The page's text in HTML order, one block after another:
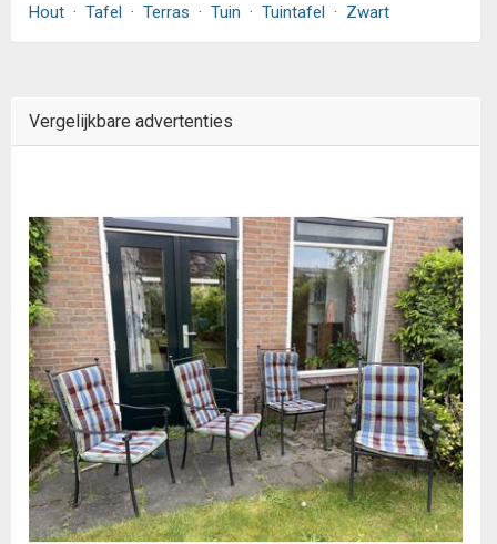
Hout · Tafel · Terras · Tuin · Tuintafel · Zwart
Vergelijkbare advertenties